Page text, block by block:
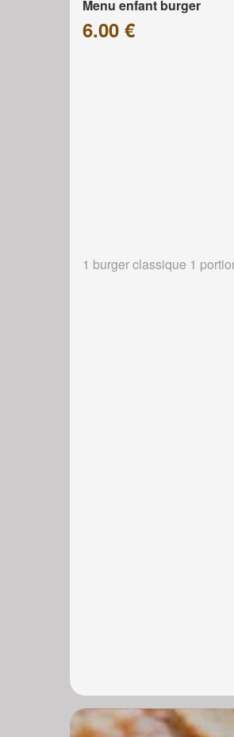
Menu enfant burger
6.00 €
1 burger classique 1